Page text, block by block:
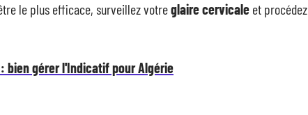
le plus efficace, surveillez votreglaire cervicale et procédez
bien gérer l'Indicatif pour Algérie